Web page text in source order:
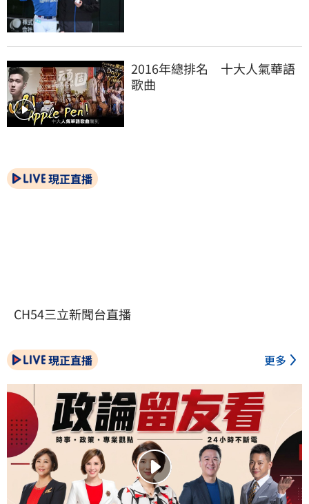
2016年總排名　十大人氣華語
歌曲
現正直播
CH54三立新聞台直播
現正直播 更多